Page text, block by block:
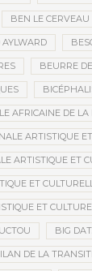
BEN LE CERVEAU
BEURRE
AFRICAINE DE
ARTISTIQUE
ARTISTIQUE ET
ET
ET
BIG
DE LA